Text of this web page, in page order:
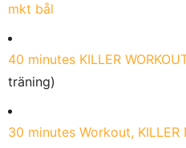
mkt bål
40 minutes KILLER
träning)
30 minutes Workout, KILLER